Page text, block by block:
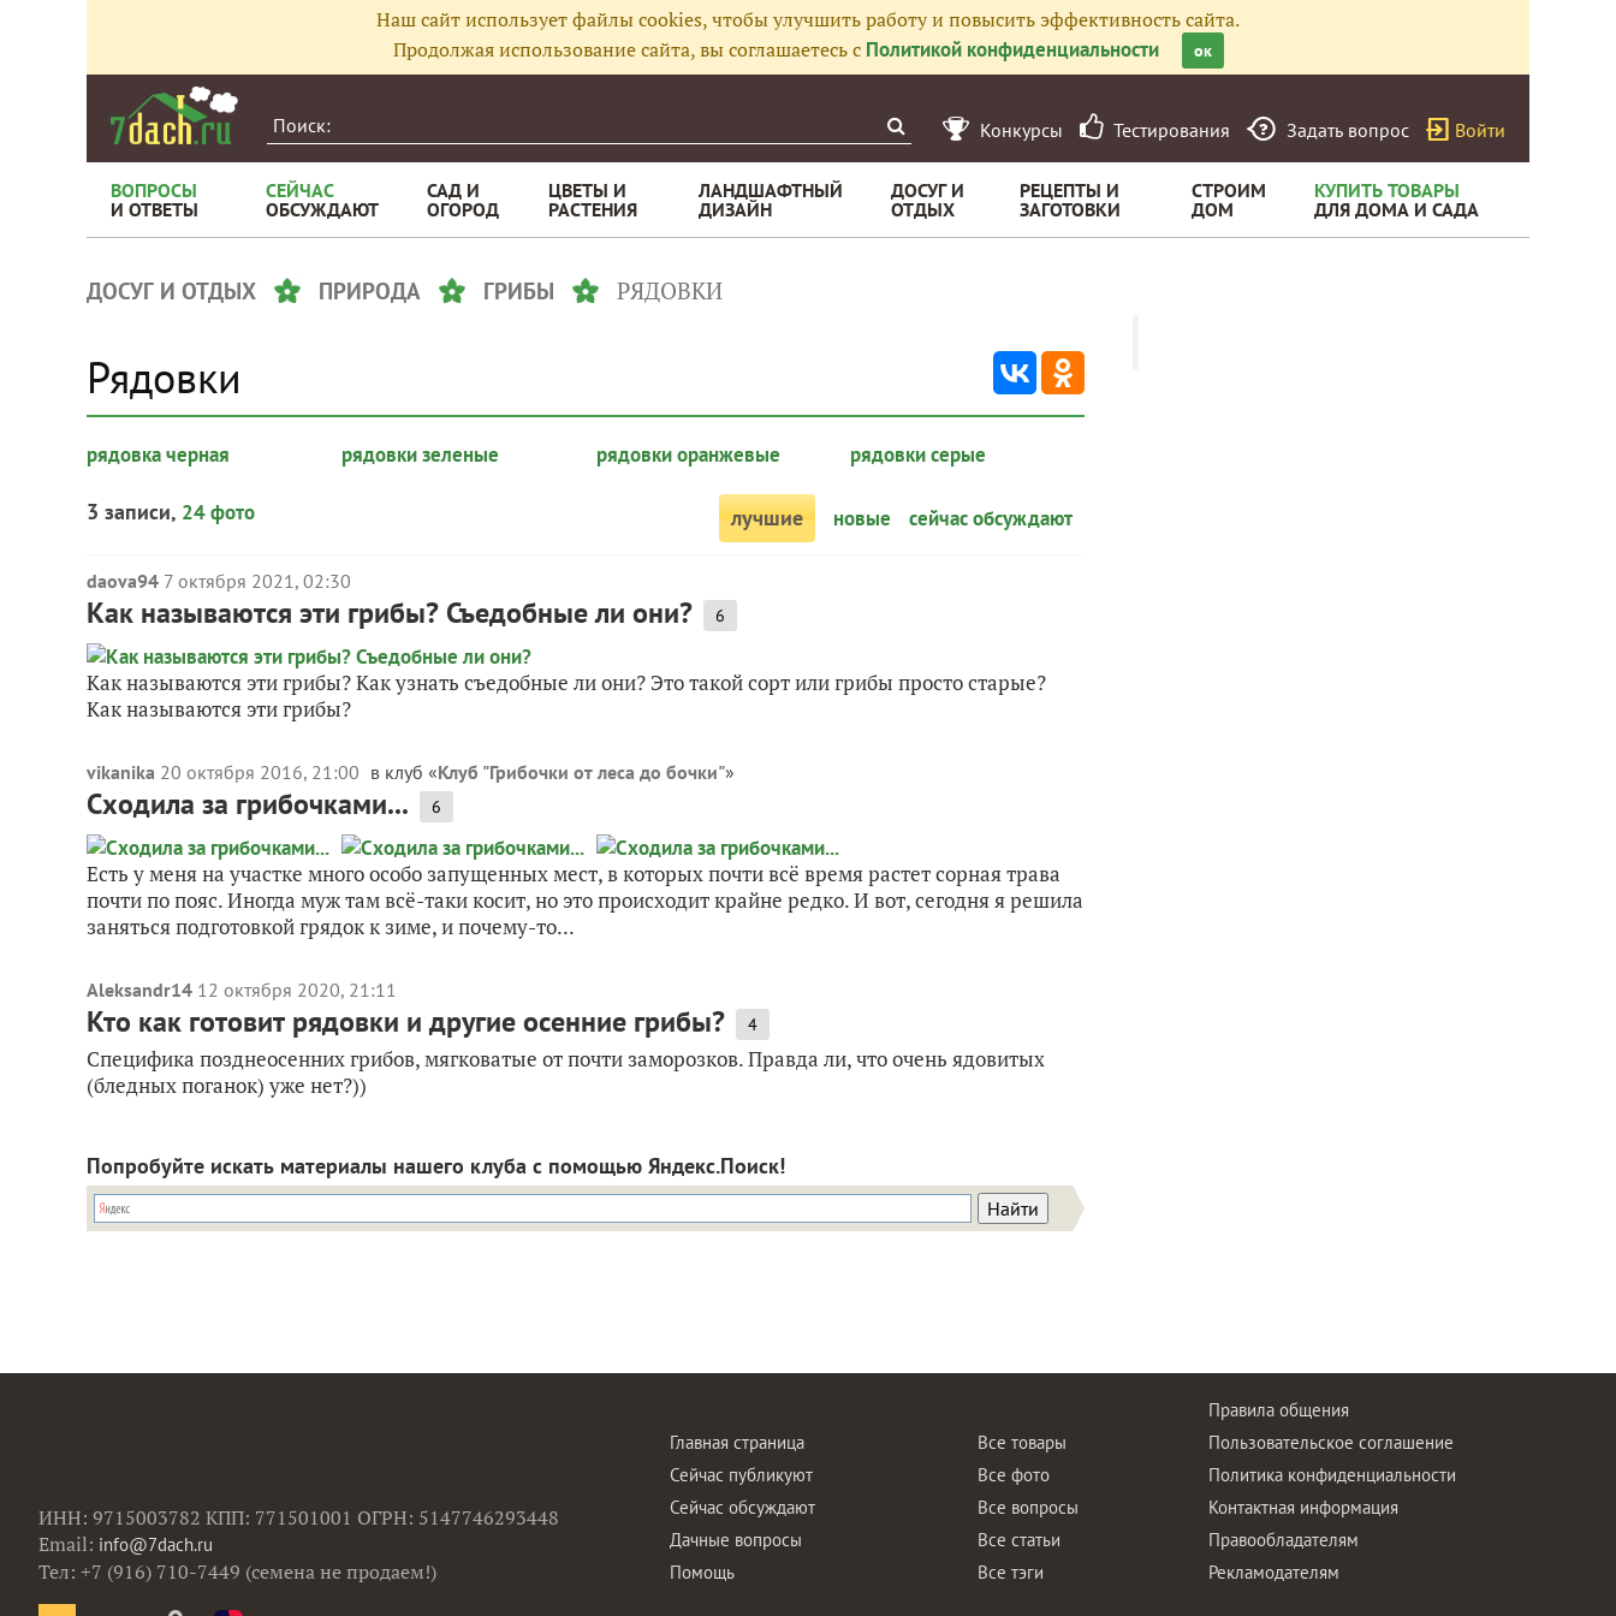
Наш сайт использует файлы cookies, чтобы улучшить работу и повысить эффективность сайта.
Продолжая использование сайта, вы соглашаетесь с Политикой конфиденциальности ок
Конкурсы Тестирования Задать вопрос Войти
ВОПРОСЫ
И ОТВЕТЫ
СЕЙЧАС
ОБСУЖДАЮТ
САД И
ОГОРОД
ЦВЕТЫ И
РАСТЕНИЯ
ЛАНДШАФТНЫЙ
ДИЗАЙН
ДОСУГ И
ОТДЫХ
РЕЦЕПТЫ И
ЗАГОТОВКИ
СТРОИМ
ДОМ
КУПИТЬ ТОВАРЫ
ДЛЯ ДОМА И САДА
ДОСУГ И ОТДЫХ ПРИРОДА ГРИБЫ РЯДОВКИ
Рядовки
рядовка черная рядовки зеленые рядовки оранжевые рядовки серые
3 записи, 24 фото лучшие новые сейчас обсуждают
daova94 7 октября 2021, 02:30
Как называются эти грибы? Съедобные ли они? 6
Как называются эти грибы? Как узнать съедобные ли они? Это такой сорт или грибы просто старые?
Как называются эти грибы?
vikanika 20 октября 2016, 21:00 в клуб «Клуб "Грибочки от леса до бочки"»
Сходила за грибочками... 6
Есть у меня на участке много особо запущенных мест, в которых почти всё время растет сорная трава
почти по пояс. Иногда муж там всё-таки косит, но это происходит крайне редко. И вот, сегодня я решила
заняться подготовкой грядок к зиме, и почему-то...
Aleksandr14 12 октября 2020, 21:11
Кто как готовит рядовки и другие осенние грибы? 4
Специфика позднеосенних грибов, мягковатые от почти заморозков. Правда ли, что очень ядовитых
(бледных поганок) уже нет?))
Попробуйте искать материалы нашего клуба с помощью Яндекс.Поиск!
ИНН: 9715003782 КПП: 771501001 ОГРН: 5147746293448
Email: info@7dach.ru
Тел: +7 (916) 710-7449 (семена не продаем!)
Главная страница
Сейчас публикуют
Сейчас обсуждают
Дачные вопросы
Помощь
Все товары
Все фото
Все вопросы
Все статьи
Все тэги
Правила общения
Пользовательское соглашение
Политика конфиденциальности
Контактная информация
Правообладателям
Рекламодателям